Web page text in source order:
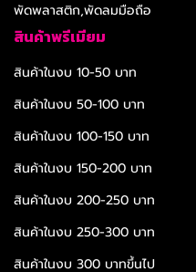
พัดพลาสติก,พัดลมมือถือ
สินค้าพรีเมียม
สินค้าในงบ 10-50 บาท
สินค้าในงบ 50-100 บาท
สินค้าในงบ 100-150 บาท
สินค้าในงบ 150-200 บาท
สินค้าในงบ 200-250 บาท
สินค้าในงบ 250-300 บาท
สินค้าในงบ 300 บาทขึ้นไป